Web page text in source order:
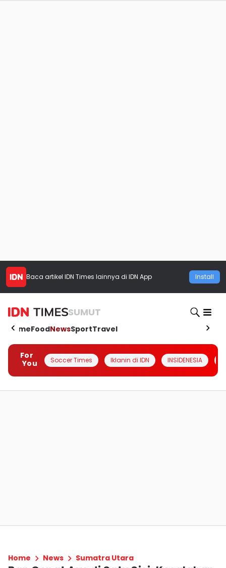
Baca artikel IDN Times lainnya di IDN App Install
SUMUT
HomeFoodNewsSportTravel
For
You
Soccer Times Iklanin di IDN INSIDENESIA
Home News Sumatra Utara